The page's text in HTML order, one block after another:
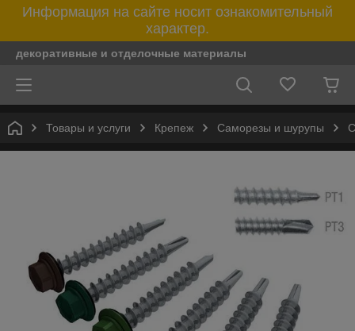
Информация на сайте носит ознакомительный
характер.
декоративные и отделочные материалы
Товары и услуги Крепеж Саморезы и шурупы